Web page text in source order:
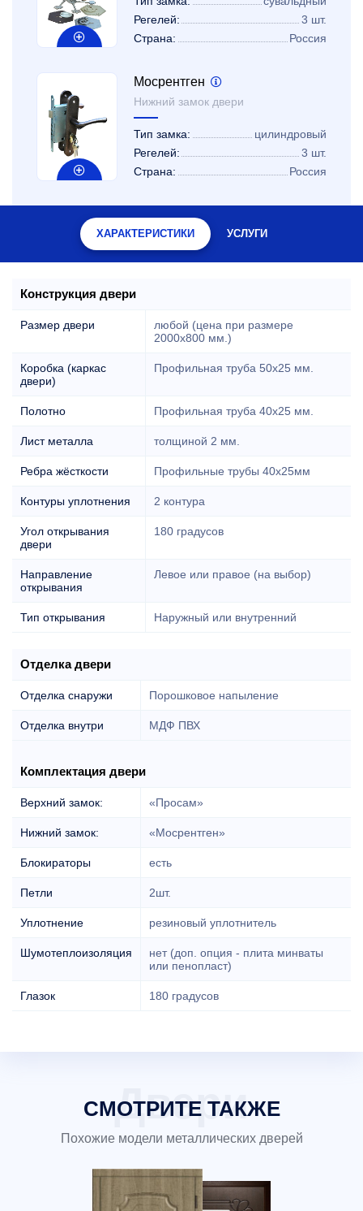
Регелей:
3 шт.
Страна:
Россия
Мосрентген
Нижний замок двери
Тип замка:
цилиндровый
Регелей:
3 шт.
Страна:
Россия
ХАРАКТЕРИСТИКИ УСЛУГИ
Конструкция двери
Размер двери
любой (цена при размере
2000x800 мм.)
Коробка (каркас
двери)
Профильная труба 50х25 мм.
Полотно Профильная труба 40х25 мм.
Лист металла толщиной 2 мм.
Ребра жёсткости Профильные трубы 40х25мм
Контуры уплотнения 2 контура
Угол открывания
двери
180 градусов
Направление
открывания
Левое или правое (на выбор)
Тип открывания Наружный или внутренний
Отделка двери
Отделка снаружи Порошковое напыление
Отделка внутри МДФ ПВХ
Комплектация двери
Верхний замок: «Просам»
Нижний замок: «Мосрентген»
Блокираторы есть
Петли 2шт.
Уплотнение резиновый уплотнитель
Шумотеплоизоляция
нет (доп. опция - плита минваты
или пенопласт)
Глазок 180 градусов
СМОТРИТЕ ТАКЖЕ
Похожие модели металлических дверей